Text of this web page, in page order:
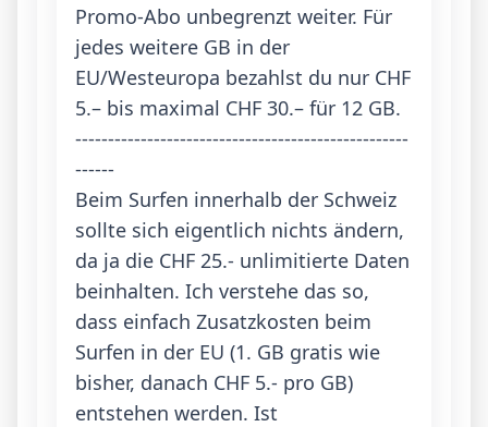
Promo-Abo unbegrenzt weiter. Für
jedes weitere GB in der
EU/Westeuropa bezahlst du nur CHF
5.– bis maximal CHF 30.– für 12 GB.
---------------------------------------------------
------
Beim Surfen innerhalb der Schweiz
sollte sich eigentlich nichts ändern,
da ja die CHF 25.- unlimitierte Daten
beinhalten. Ich verstehe das so,
dass einfach Zusatzkosten beim
Surfen in der EU (1. GB gratis wie
bisher, danach CHF 5.- pro GB)
entstehen werden. Ist